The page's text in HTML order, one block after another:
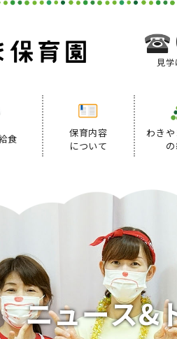
見
食
保育内容
について
デイリープログラム
わき
ニュース&